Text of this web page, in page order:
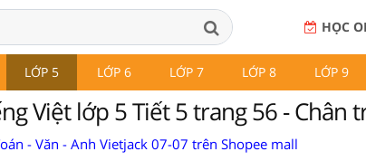
HỌC
LỚP 5 LỚP 6 LỚP 7 LỚP 8 LỚP 9
Việt lớp 5 Tiết 5 trang 56 - Chân
- Văn - Anh Vietjack 07-07 trên Shopee mall